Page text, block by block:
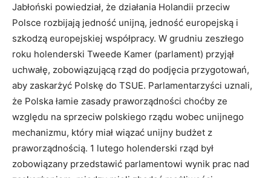
Jabłoński powiedział, że działania Holandii przeciw
Polsce rozbijają jedność unijną, jedność europejską i
szkodzą europejskiej współpracy. W grudniu zeszłego
roku holenderski Tweede Kamer (parlament) przyjął
uchwałę, zobowiązującą rząd do podjęcia przygotowań,
aby zaskarżyć Polskę do TSUE. Parlamentarzyści uznali,
że Polska łamie zasady praworządności choćby ze
względu na sprzeciw polskiego rządu wobec unijnego
mechanizmu, który miał wiązać unijny budżet z
praworządnością. 1 lutego holenderski rząd był
zobowiązany przedstawić parlamentowi wynik prac nad